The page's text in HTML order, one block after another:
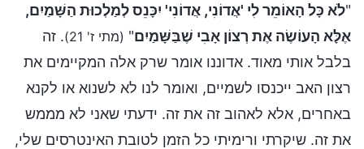
"לֹא כָּל הָאוֹמֵר לִי 'אֲדוֹנִי, אֲדוֹנִי' יִכָּנֵס לְמַלְכוּת הַשָּׁמַיִם,
אֶלָּא הָעוֹשֶׂה אֶת רְצוֹן אָבִי שֶׁבַּשָּׁמַיִם" (מתי ז' 21)
. זה
בלבל אותי מאוד. אדוננו אומר שרק אלה המקיימים את
רצון האב ייכנסו לשמיים, ואומר לנו לא לשנוא או לקנא
באחרים, אלא לאהוב זה את זה. ידעתי שאני לא מממש
את זה. שיקרתי ורימיתי כל הזמן לטובת האינטרסים שלי,